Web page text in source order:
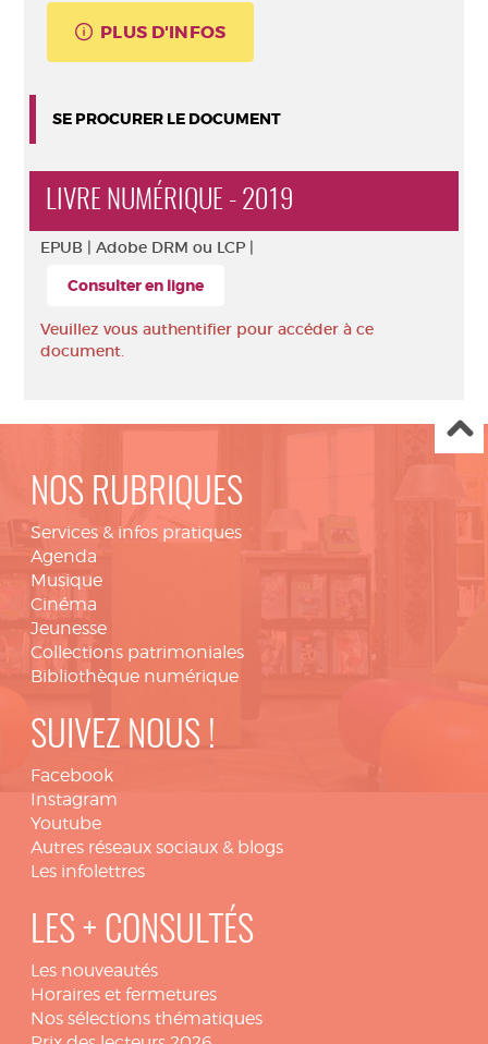
PLUS D'INFOS
SE PROCURER LE DOCUMENT
LIVRE NUMÉRIQUE - 2019
EPUB | Adobe DRM ou LCP |
Consulter en ligne
Veuillez vous authentifier pour accéder à ce
document.
NOS RUBRIQUES
Services & infos pratiques
Agenda
Musique
Cinéma
Jeunesse
Collections patrimoniales
Bibliothèque numérique
SUIVEZ NOUS !
Facebook
Instagram
Youtube
Autres réseaux sociaux & blogs
Les infolettres
LES + CONSULTÉS
Les nouveautés
Horaires et fermetures
Nos sélections thématiques